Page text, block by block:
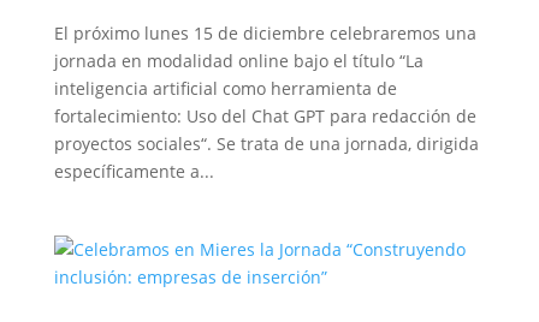
El próximo lunes 15 de diciembre celebraremos una
jornada en modalidad online bajo el título “La
inteligencia artificial como herramienta de
fortalecimiento: Uso del Chat GPT para redacción de
proyectos sociales“. Se trata de una jornada, dirigida
específicamente a...